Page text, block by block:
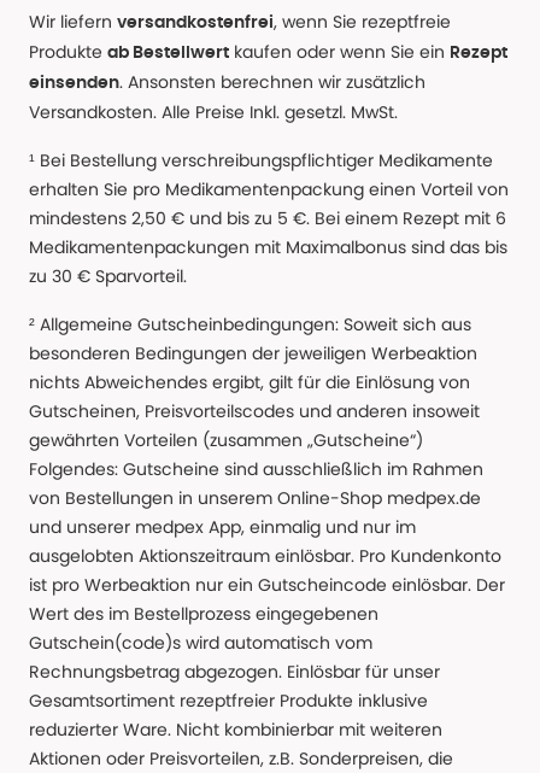
Wir liefern versandkostenfrei, wenn Sie rezeptfreie
Produkte ab Bestellwert kaufen oder wenn Sie ein Rezept
einsenden. Ansonsten berechnen wir zusätzlich
Versandkosten. Alle Preise Inkl. gesetzl. MwSt.
¹ Bei Bestellung verschreibungspflichtiger Medikamente
erhalten Sie pro Medikamentenpackung einen Vorteil von
mindestens 2,50 € und bis zu 5 €. Bei einem Rezept mit 6
Medikamentenpackungen mit Maximalbonus sind das bis
zu 30 € Sparvorteil.
² Allgemeine Gutscheinbedingungen: Soweit sich aus
besonderen Bedingungen der jeweiligen Werbeaktion
nichts Abweichendes ergibt, gilt für die Einlösung von
Gutscheinen, Preisvorteilscodes und anderen insoweit
gewährten Vorteilen (zusammen „Gutscheine“)
Folgendes: Gutscheine sind ausschließlich im Rahmen
von Bestellungen in unserem Online-Shop medpex.de
und unserer medpex App, einmalig und nur im
ausgelobten Aktionszeitraum einlösbar. Pro Kundenkonto
ist pro Werbeaktion nur ein Gutscheincode einlösbar. Der
Wert des im Bestellprozess eingegebenen
Gutschein(code)s wird automatisch vom
Rechnungsbetrag abgezogen. Einlösbar für unser
Gesamtsortiment rezeptfreier Produkte inklusive
reduzierter Ware. Nicht kombinierbar mit weiteren
Aktionen oder Preisvorteilen, z.B. Sonderpreisen, die